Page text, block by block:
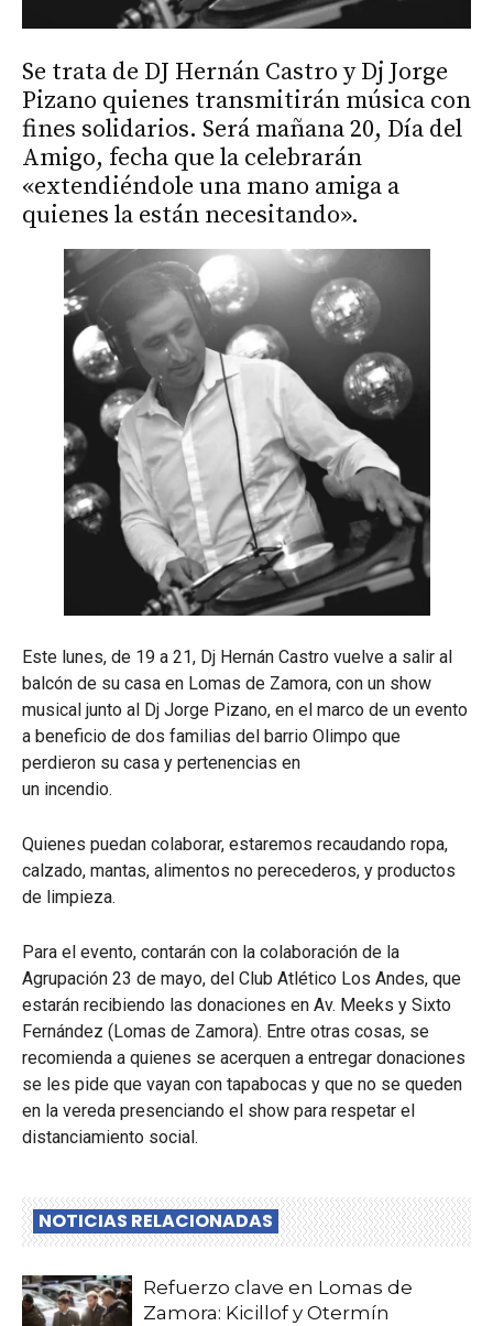
Se trata de DJ Hernán Castro y Dj Jorge
Pizano quienes transmitirán música con
fines solidarios. Será mañana 20, Día del
Amigo, fecha que la celebrarán
«extendiéndole una mano amiga a
quienes la están necesitando».
Este lunes, de 19 a 21, Dj Hernán Castro vuelve a salir al
balcón de su casa en Lomas de Zamora, con un show
musical junto al Dj Jorge Pizano, en el marco de un evento
a beneficio de dos familias del barrio Olimpo que
perdieron su casa y pertenencias en
un incendio.
Quienes puedan colaborar, estaremos recaudando ropa,
calzado, mantas, alimentos no perecederos, y productos
de limpieza.
Para el evento, contarán con la colaboración de la
Agrupación 23 de mayo, del Club Atlético Los Andes, que
estarán recibiendo las donaciones en Av. Meeks y Sixto
Fernández (Lomas de Zamora). Entre otras cosas, se
recomienda a quienes se acerquen a entregar donaciones
se les pide que vayan con tapabocas y que no se queden
en la vereda presenciando el show para respetar el
distanciamiento social.
NOTICIAS RELACIONADAS
Refuerzo clave en Lomas de
Zamora: Kicillof y Otermín